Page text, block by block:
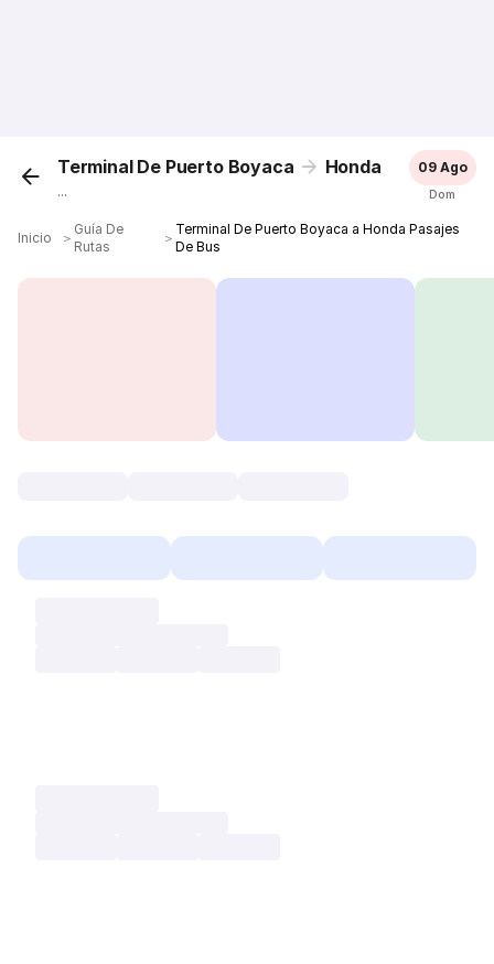
Terminal De Puerto Boyaca Honda
...
09 Ago
Dom
Inicio ＞
Guía De
Rutas
＞
Terminal De Puerto Boyaca a Honda Pasajes
De Bus